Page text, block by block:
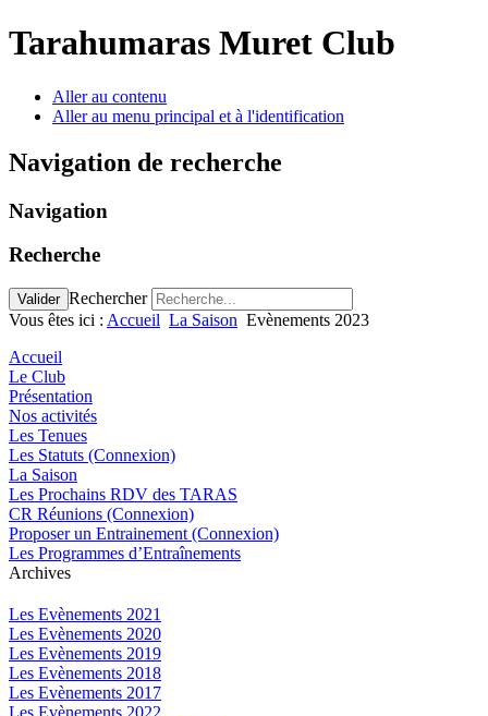
Tarahumaras Muret Club
Aller au contenu
Aller au menu principal et à l'identification
Navigation de recherche
Navigation
Recherche
Valider Rechercher
Vous êtes ici : Accueil La Saison Evènements 2023
Accueil
Le Club
Présentation
Nos activités
Les Tenues
Les Statuts (Connexion)
La Saison
Les Prochains RDV des TARAS
CR Réunions (Connexion)
Proposer un Entrainement (Connexion)
Les Programmes d’Entraînements
Archives
Les Evènements 2021
Les Evènements 2020
Les Evènements 2019
Les Evènements 2018
Les Evènements 2017